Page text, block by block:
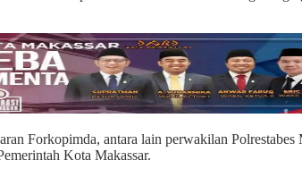
Forkopimda, antara lain perwakilan
Kota Makassar.